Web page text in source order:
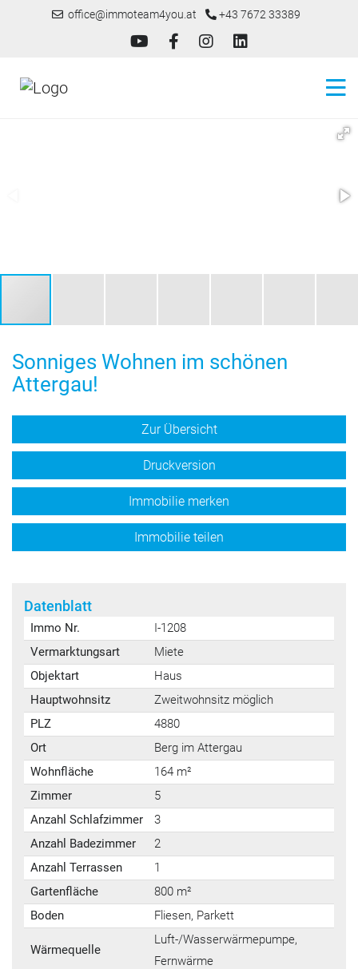
office@immoteam4you.at +43 7672 33389
Sonniges Wohnen im schönen
Attergau!
Zur Übersicht
Druckversion
Immobilie merken
Immobilie teilen
Datenblatt
Immo Nr.
I-1208
Vermarktungsart
Miete
Objektart
Haus
Hauptwohnsitz
Zweitwohnsitz möglich
PLZ
4880
Ort
Berg im Attergau
Wohnfläche
164 m²
Zimmer
5
Anzahl Schlafzimmer
3
Anzahl Badezimmer
2
Anzahl Terrassen
1
Gartenfläche
800 m²
Boden
Fliesen, Parkett
Wärmequelle
Luft-/Wasserwärmepumpe,
Fernwärme